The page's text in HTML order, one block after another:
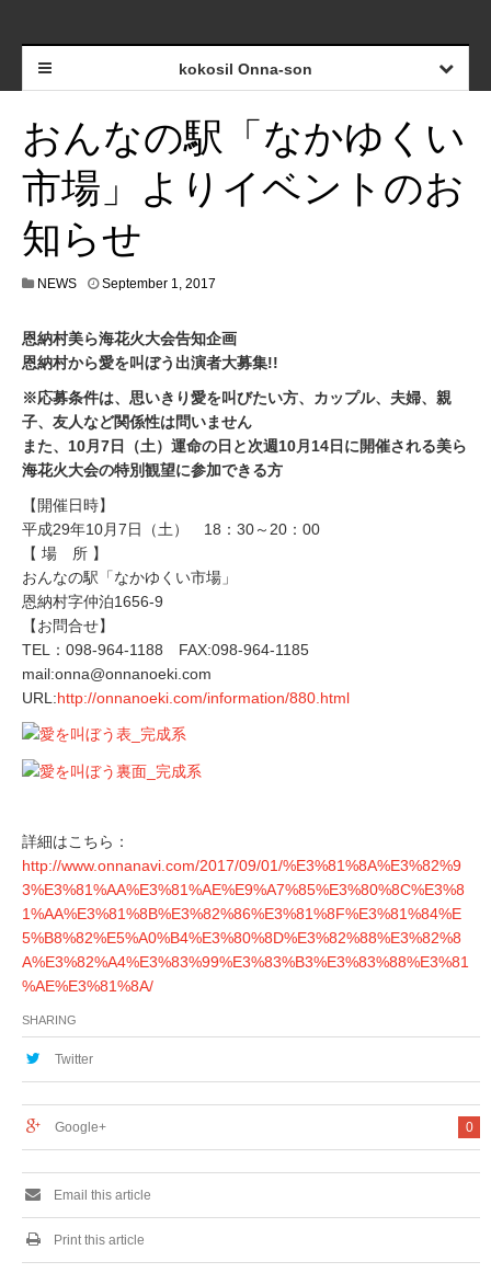
kokosil Onna-son
おんなの駅「なかゆくい
市場」よりイベントのお
知らせ
NEWS September 1, 2017
恩納村美ら海花火大会告知企画
恩納村から愛を叫ぼう出演者大募集!!
※応募条件は、思いきり愛を叫びたい方、カップル、夫婦、親
子、友人など関係性は問いません
また、10月7日（土）運命の日と次週10月14日に開催される美ら
海花火大会の特別観望に参加できる方
【開催日時】
平成29年10月7日（土） 18：30～20：00
【 場 所 】
おんなの駅「なかゆくい市場」
恩納村字仲泊1656-9
【お問合せ】
TEL：098-964-1188 FAX:098-964-1185
mail:onna@onnanoeki.com
URL:http://onnanoeki.com/information/880.html
詳細はこちら：
http://www.onnanavi.com/2017/09/01/%E3%81%8A%E3%82%9
3%E3%81%AA%E3%81%AE%E9%A7%85%E3%80%8C%E3%8
1%AA%E3%81%8B%E3%82%86%E3%81%8F%E3%81%84%E
5%B8%82%E5%A0%B4%E3%80%8D%E3%82%88%E3%82%8
A%E3%82%A4%E3%83%99%E3%83%B3%E3%83%88%E3%81
%AE%E3%81%8A/
SHARING
Twitter
0
Google+
Email this article
Print this article